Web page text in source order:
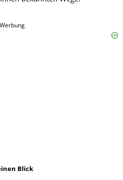
Werbung
Blick